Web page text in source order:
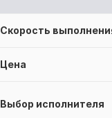
Скорость
Цена
Выбор исполнителя